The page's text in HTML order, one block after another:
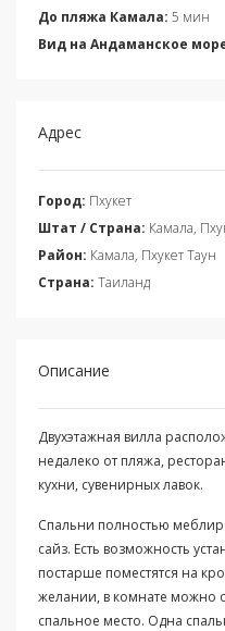
До пляжа Камала: 5 мин
Вид на Андаманское
Адрес
Город: Пхукет
Штат / Страна: Камала,
Район: Камала, Пхукет Таун
Страна: Таиланд
Описание
Двухэтажная вилла
недалеко от пляжа,
кухни, сувенирных лавок.
Спальни полностью
сайз. Есть возможность
постарше поместятся на
желании, в комнате можно
спальное место. Одна